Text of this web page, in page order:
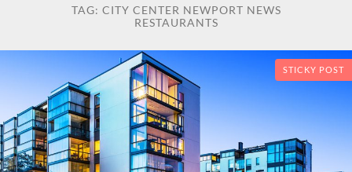
TAG: CITY CENTER NEWPORT NEWS
RESTAURANTS
STICKY POST